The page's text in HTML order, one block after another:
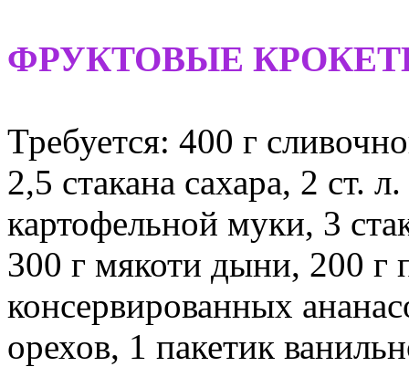
ФРУКТОВЫЕ
Требуется: 400 г
2,5 стакана сахара, 2 ст.
картофельной муки, 3
300 г мякоти дыни, 200 г
консервированных
орехов, 1 пакетик